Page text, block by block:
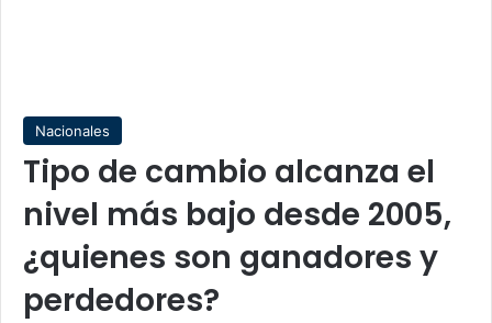
Nacionales
Tipo de cambio alcanza el
nivel más bajo desde 2005,
¿quienes son ganadores y
perdedores?